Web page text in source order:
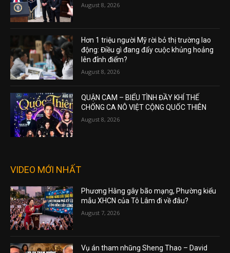
August 8, 2026
Hơn 1 triệu người Mỹ rời bỏ thị trường lao
động: Điều gì đang đẩy cuộc khủng hoảng
lên đỉnh điểm?
August 8, 2026
QUẬN CAM – BIỂU TÌNH ĐẦY KHÍ THẾ
CHỐNG CA NÔ VIỆT CỘNG QUỐC THIÊN
August 8, 2026
VIDEO MỚI NHẤT
Phương Hằng gây bão mạng, Phường kiểu
mẫu XHCN của Tô Lâm đi về đâu?
August 7, 2026
Vụ án tham nhũng Sheng Thao – David